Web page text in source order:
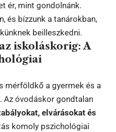
ér, mint gondolnánk.
és bízzunk a tanárokban,
beilleszkedni.
iskoláskorig: A
mérföldkő a gyermek és a
Az óvodáskor gondtalan
elvárásokat és
komoly pszichológiai